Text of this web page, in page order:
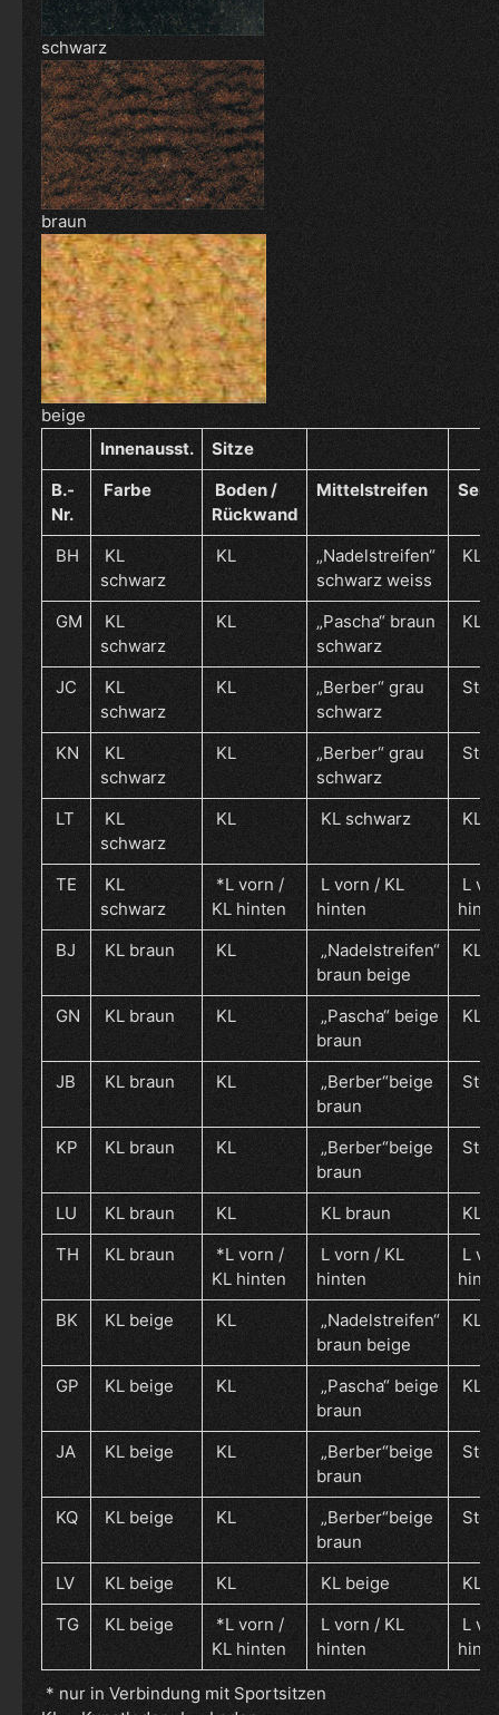
schwarz
braun
beige
Innenausst.
Sitze
B.-
Nr.
Farbe
Boden /
Rückwand
Mittelstreifen
BH
KL
schwarz
KL
„Nadelstreifen“
schwarz weiss
KL
GM
KL
schwarz
KL
„Pascha“ braun
schwarz
KL
JC
KL
schwarz
KL
„Berber“ grau
schwarz
KN
KL
schwarz
KL
„Berber“ grau
schwarz
LT
KL
schwarz
KL KL schwarz KL
TE
KL
schwarz
*L vorn /
KL hinten
L vorn / KL
hinten
L
BJ
KL braun KL
„Nadelstreifen“
braun beige
KL
GN KL braun KL
„Pascha“ beige
braun
KL
JB KL braun KL
„Berber“beige
braun
KP KL braun KL
„Berber“beige
braun
LU KL braun KL KL braun
KL
TH
KL braun
*L vorn /
KL hinten
L vorn / KL
hinten
L
BK
KL beige KL
„Nadelstreifen“
braun beige
KL
GP KL beige KL
„Pascha“ beige
braun
KL
JA KL beige KL
„Berber“beige
braun
KQ KL beige KL
„Berber“beige
braun
LV KL beige KL KL beige
KL
TG
KL beige
*L vorn /
KL hinten
L vorn / KL
hinten
L
* nur in Verbindung mit Sportsitzen